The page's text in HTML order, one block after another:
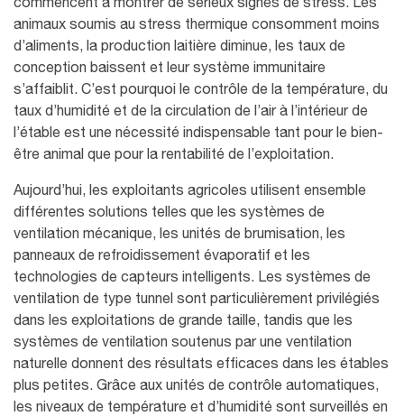
animaux soumis au stress thermique consomment moins
d’aliments, la production laitière diminue, les taux de
conception baissent et leur système immunitaire
s’affaiblit. C’est pourquoi le contrôle de la température, du
taux d’humidité et de la circulation de l’air à l’intérieur de
l’étable est une nécessité indispensable tant pour le bien-
être animal que pour la rentabilité de l’exploitation.
Aujourd’hui, les exploitants agricoles utilisent ensemble
différentes solutions telles que les systèmes de
ventilation mécanique, les unités de brumisation, les
panneaux de refroidissement évaporatif et les
technologies de capteurs intelligents. Les systèmes de
ventilation de type tunnel sont particulièrement privilégiés
dans les exploitations de grande taille, tandis que les
systèmes de ventilation soutenus par une ventilation
naturelle donnent des résultats efficaces dans les étables
plus petites. Grâce aux unités de contrôle automatiques,
les niveaux de température et d’humidité sont surveillés en